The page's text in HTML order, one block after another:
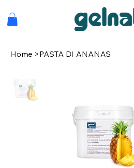
Home >PASTA DI ANANAS